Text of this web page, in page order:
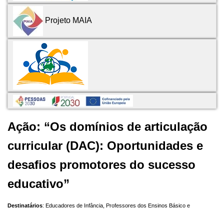
Projeto MAIA
Ação: “Os domínios de articulação
curricular (DAC): Oportunidades e
desafios promotores do sucesso
educativo”
Destinatários: Educadores de Infância, Professores dos Ensinos Básico e